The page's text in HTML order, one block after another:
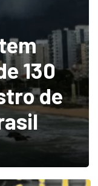
130
de